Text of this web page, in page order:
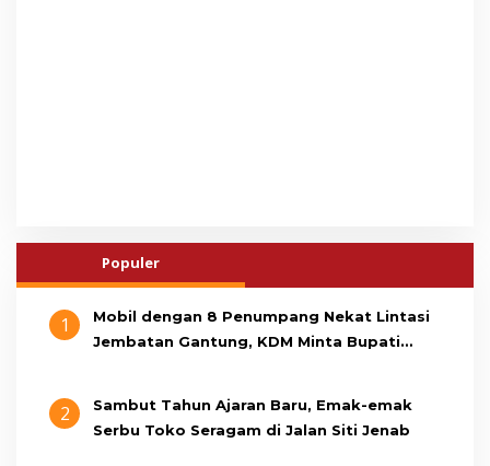
Populer
1
Mobil dengan 8 Penumpang Nekat Lintasi
Jembatan Gantung, KDM Minta Bupati
2
Sambut Tahun Ajaran Baru, Emak-emak
Serbu Toko Seragam di Jalan Siti Jenab